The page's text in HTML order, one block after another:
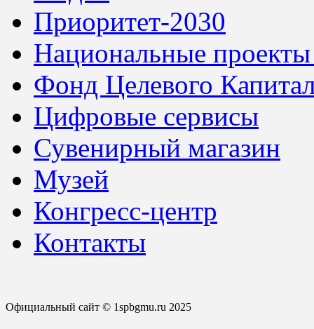
Приоритет-2030
Национальные
Фонд Целевого
Цифровые сервисы
Сувенирный магазин
Музей
Конгресс-центр
Контакты
Официальный сайт © 1spbgmu.ru 2025